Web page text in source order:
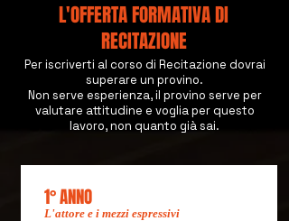
L'OFFERTA FORMATIVA DI
RECITAZIONE
Per iscriverti al corso di Recitazione dovrai
superare un provino.
Non serve esperienza, il provino serve per
valutare attitudine e voglia per questo
lavoro, non quanto già sai.​​
1° ANNO
L'attore e i mezzi espressivi